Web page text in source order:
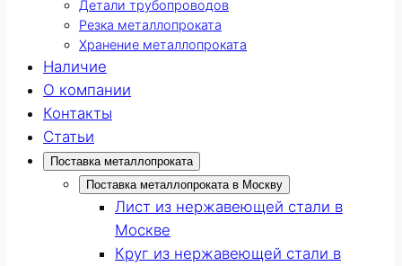
Детали трубопроводов
Резка металлопроката
Хранение металлопроката
Наличие
О компании
Контакты
Статьи
Поставка металлопроката
Поставка металлопроката в Москву
Лист из нержавеющей стали в
Москве
Круг из нержавеющей стали в